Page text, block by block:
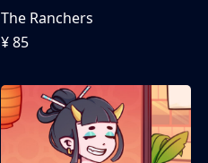
The Ranchers
¥ 85